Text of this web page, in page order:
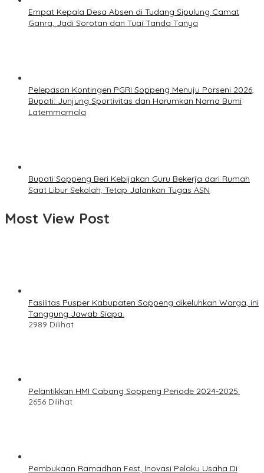
Empat Kepala Desa Absen di Tudang Sipulung Camat
Ganra, Jadi Sorotan dan Tuai Tanda Tanya
Pelepasan Kontingen PGRI Soppeng Menuju Porseni 2026,
Bupati: Junjung Sportivitas dan Harumkan Nama Bumi
Latemmamala
Bupati Soppeng Beri Kebijakan Guru Bekerja dari Rumah
Saat Libur Sekolah, Tetap Jalankan Tugas ASN
Most View Post
Fasilitas Pusper Kabupaten Soppeng dikeluhkan Warga, ini
Tanggung Jawab Siapa.
2989 Dilihat
Pelantikkan HMI Cabang Soppeng Periode 2024-2025.
2656 Dilihat
Pembukaan Ramadhan Fest, Inovasi Pelaku Usaha Di